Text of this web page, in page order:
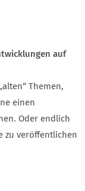
auf
Themen,
einen
Oder endlich
zu veröffentlichen